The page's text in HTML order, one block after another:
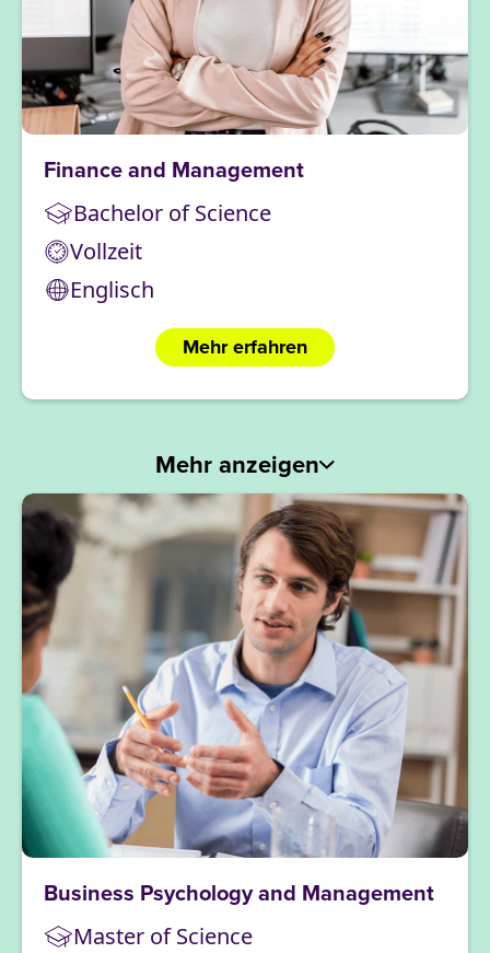
Finance and Management
Bachelor of Science
Vollzeit
Englisch
Mehr erfahren
Mehr anzeigen
Business Psychology and Management
Master of Science